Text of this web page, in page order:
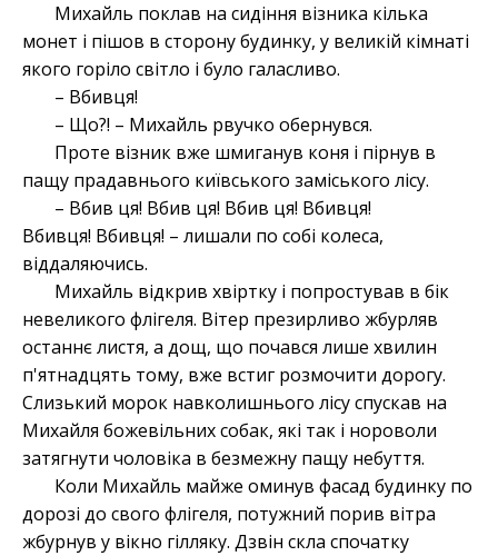
Михайль поклав на сидіння візника кілька
монет і пішов в сторону будинку, у великій кімнаті
якого горіло світло і було галасливо.
– Вбивця!
– Що?! – Михайль рвучко обернувся.
Проте візник вже шмиганув коня і пірнув в
пащу прадавнього київського заміського лісу.
– Вбив ця! Вбив ця! Вбив ця! Вбивця!
Вбивця! Вбивця! – лишали по собі колеса,
віддаляючись.
Михайль відкрив хвіртку і попростував в бік
невеликого флігеля. Вітер презирливо жбурляв
останнє листя, а дощ, що почався лише хвилин
п'ятнадцять тому, вже встиг розмочити дорогу.
Слизький морок навколишнього лісу спускав на
Михайля божевільних собак, які так і нороволи
затягнути чоловіка в безмежну пащу небуття.
Коли Михайль майже оминув фасад будинку по
дорозі до свого флігеля, потужний порив вітра
жбурнув у вікно гілляку. Дзвін скла спочатку